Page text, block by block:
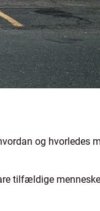
og hvorledes
tilfældige